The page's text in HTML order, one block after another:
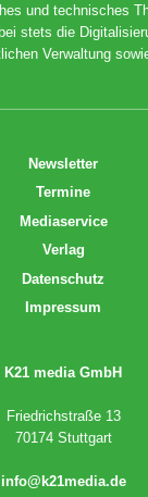
und technisches
stets die
Verwaltung
Newsletter
Termine
Mediaservice
Verlag
Datenschutz
Impressum
K21 media GmbH
Friedrichstraße 13
70174 Stuttgart
info@k21media.de